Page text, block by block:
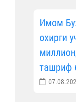
Имом
охирги
ташриф